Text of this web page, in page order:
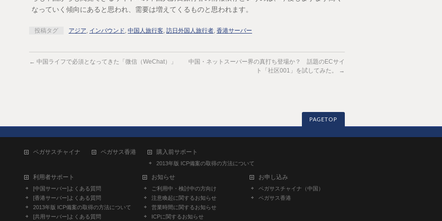
なっていく傾向にあると思われ、需要は増えてくるものと思われます。
投稿タグ アジア, インバウンド, 中国人旅行客, 訪日外国人旅行者, 香港サーバー
← 中国ライフで必須となってきた「微信（WeChat）」
中国・ネットスーパー界の真打ち登場か？ 話題のECサイ
ト「社区001」を試してみた。
→
PAGETOP
ペガサスチャイナ ペガサス香港 購入前サポート
2013年版 ICP備案の取得の方法について
利用者サポート
[中国サーバー]よくある質問
[香港サーバー]よくある質問
2013年版 ICP備案の取得の方法について
[共用サーバー]よくある質問
お知らせ
ご利用中・検討中の方向け
注意喚起に関するお知らせ
営業時間に関するお知らせ
ICPに関するお知らせ
お申し込み
ペガサスチャイナ（中国）
ペガサス香港